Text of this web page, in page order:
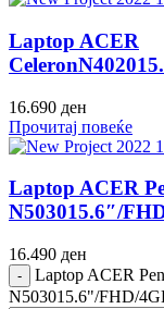
Laptop ACER
16.690 ден
Прочитај повеќе
Laptop ACER
N503015.6″/
16.490 ден
Laptop ACER
N503015.6"/FHD/